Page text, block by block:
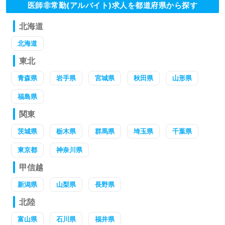
医師非常勤(アルバイト)求人を都道府県から探す
北海道
北海道
東北
青森県 岩手県 宮城県 秋田県 山形県
福島県
関東
茨城県 栃木県 群馬県 埼玉県 千葉県
東京都 神奈川県
甲信越
新潟県 山梨県 長野県
北陸
富山県 石川県 福井県